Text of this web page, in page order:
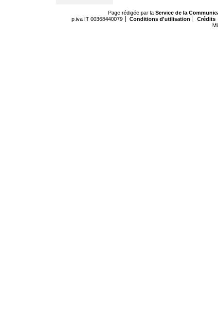
Page rédigée par la Service de la
p.iva IT 00368440079
Conditions d'utilisation
Crédits